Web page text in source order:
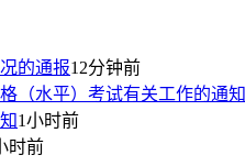
的通报12分钟前
（水平）考试有关工作的通知
1小时前
时前